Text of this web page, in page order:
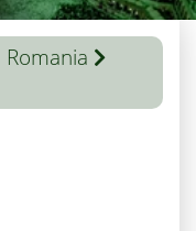
Romania